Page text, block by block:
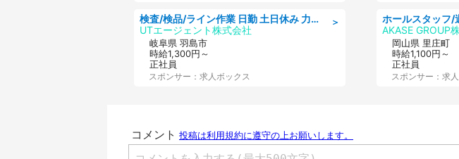
＞
検査/検品/ライン作業 日勤 土日休み 力仕事ほぼなし 座り作業メイン 検品·検査
UTエージェント株式会社
岐阜県 羽島市
時給1,300円～
正社員
スポンサー：求人ボックス
AKASE GROUP
岡山県 里庄町
時給1,100円～
正社員
スポンサー：求